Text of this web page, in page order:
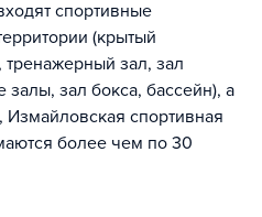
спортивные
(крытый
тренажерный зал, зал
залы, зал бокса, бассейн), а
Измайловская спортивная
более чем по 30